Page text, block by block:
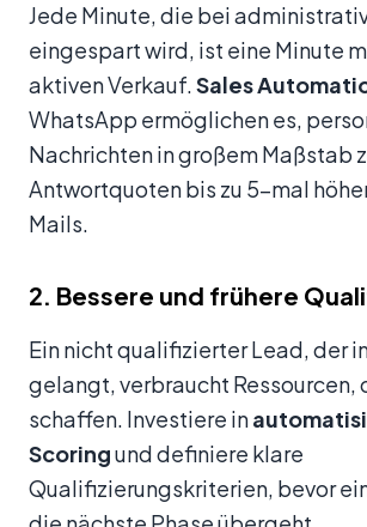
Jede Minute, die bei
eingespart wird, ist eine Minute
aktiven Verkauf.Sales
WhatsApp ermöglichen es,
Nachrichten in großem Maßstab
Antwortquoten bis zu 5-mal
Mails.
2. Bessere und frühere
Ein nicht qualifizierter Lead, der
gelangt, verbraucht Ressourcen,
schaffen. Investiere in
Scoringund definiere klare
Qualifizierungskriterien, bevor